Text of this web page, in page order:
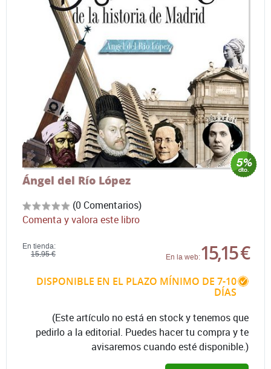
Ángel del Río López
(0 Comentarios)
Comenta y valora este libro
En tienda:
15,95 €
En la web:15,15 €
DISPONIBLE EN EL PLAZO MÍNIMO DE 7-10
DÍAS
(Este artículo no está en stock y tenemos que
pedirlo a la editorial. Puedes hacer tu compra y te
avisaremos cuando esté disponible.)